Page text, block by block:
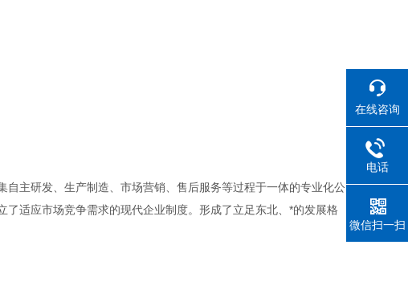
自主研发、生产制造、市场营销、售后服务等过程于一体的专业化公
适应市场竞争需求的现代企业制度。形成了立足东北、*的发展格
在线咨询
电话
微信扫一扫